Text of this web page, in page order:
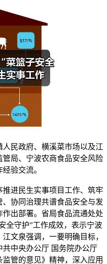
民政府、横溪菜市场以及江
局、宁波农商食品安全风险
验交流。
进民生实事项目工作、筑牢
协同治理共谱食品安全与发
出部署。省局食品流通处处
全守护”工作成效，表示宁波
文泉强调，一要明确目标，
中央办公厅 国务院办公厅
管的意见》精神，深入应用